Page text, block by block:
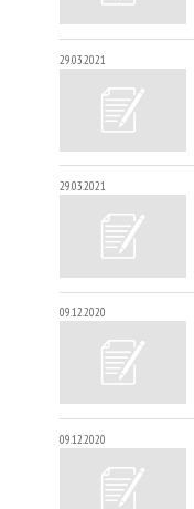
29.03.2021
29.03.2021
09.12.2020
09.12.2020